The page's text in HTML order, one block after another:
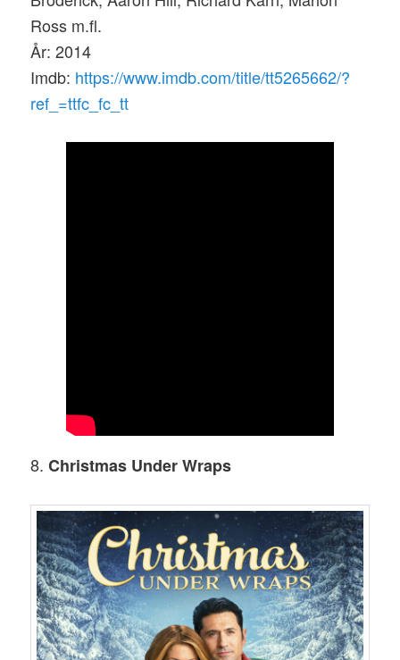
Ross m.fl.
År: 2014
Imdb: https://www.imdb.com/title/tt5265662/?
ref_=ttfc_fc_tt
8.Christmas Under Wraps